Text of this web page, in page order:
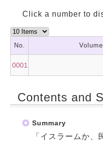
Click a number to
No.
0001
Contents and
Summary
「イスラームか